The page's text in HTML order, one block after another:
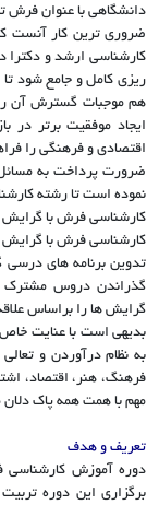
دانشگاهی با عنوان
ضروری ترین کار آنست
کارشناسی ارشد و دکترا
ریزی کامل و جامع شود
هم موجبات گسترش آن
ایجاد موفقیت برتر در
اقتصادی و فرهنگی را
ضرورت پرداخت به
نموده است تا رشته کارشناسی فرش در 2
کارشناسی فرش با
کارشناسی فرش با
تدوین برنامه های
گذراندن دروس
گرایش ها را براساس
بدیهی است با عنایت
به نظام درآوردن و
فرهنگ، هنر، اقتصاد،
مهم با همت همه پاک
تعریف و هدف
دوره آموزش
برگزاری این دوره